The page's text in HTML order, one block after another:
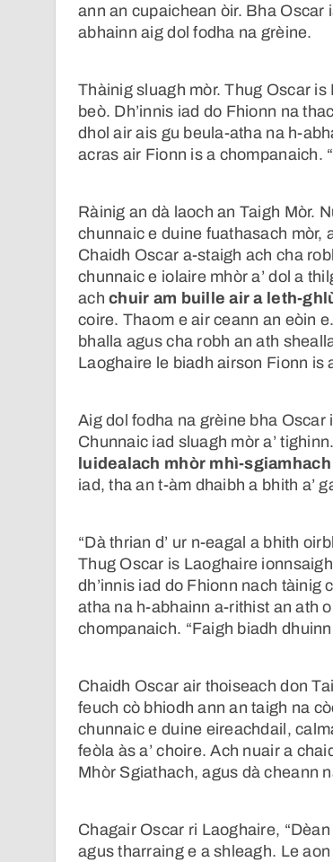
ann an cupaichean òir. Bha Oscar
abhainn aig dol fodha na grèine.
Thàinig sluagh mòr. Thug Oscar
beò. Dh’innis iad do Fhionn na
dhol air ais gu beula-atha na h-
acras air Fionn is a chompanaich.
Ràinig an dà laoch an Taigh Mòr.
chunnaic e duine fuathasach mòr,
Chaidh Oscar a-staigh ach cha
chunnaic e iolaire mhòr a’ dol a
achchuir am buille air a leth-
coire. Thaom e air ceann an eòin
bhalla agus cha robh an ath
Laoghaire le biadh airson Fionn is
Aig dol fodha na grèine bha Oscar
Chunnaic iad sluagh mòr a’
luidealach mhòr mhì-sgiamhach
iad, tha an t-àm dhaibh a bhith a’
“Dà thrian d’ ur n-eagal a bhith
Thug Oscar is Laoghaire
dh’innis iad do Fhionn nach tàinig
atha na h-abhainn a-rithist an ath
chompanaich. “Faigh biadh
Chaidh Oscar air thoiseach don
feuch cò bhiodh ann an taigh na
chunnaic e duine eireachdail,
feòla às a’ choire. Ach nuair a
Mhòr Sgiathach, agus dà cheann
Chagair Oscar ri Laoghaire, “Dèan
agus tharraing e a shleagh. Le